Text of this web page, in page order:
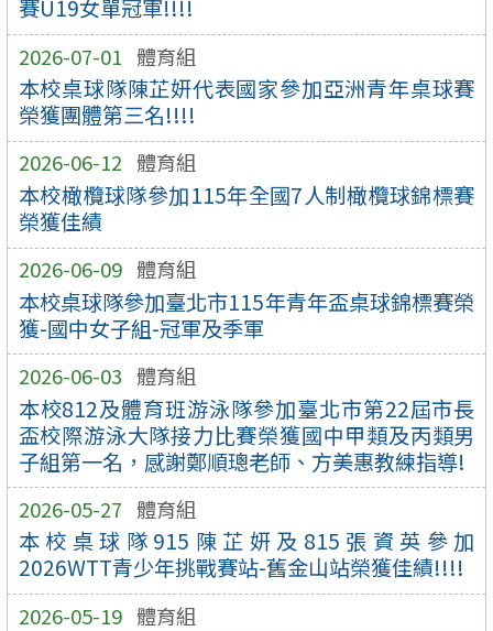
賽U19女單冠軍!!!!
2026-07-01 體育組
本校桌球隊陳芷妍代表國家參加亞洲青年桌球賽
榮獲團體第三名!!!!
2026-06-12 體育組
本校橄欖球隊參加115年全國7人制橄欖球錦標賽
榮獲佳績
2026-06-09 體育組
本校桌球隊參加臺北市115年青年盃桌球錦標賽榮
獲-國中女子組-冠軍及季軍
2026-06-03 體育組
本校812及體育班游泳隊參加臺北市第22屆市長
盃校際游泳大隊接力比賽榮獲國中甲類及丙類男
子組第一名，感謝鄭順璁老師、方美惠教練指導!
2026-05-27 體育組
本校桌球隊915陳芷妍及815張資英參加
2026WTT青少年挑戰賽站-舊金山站榮獲佳績!!!!
2026-05-19 體育組